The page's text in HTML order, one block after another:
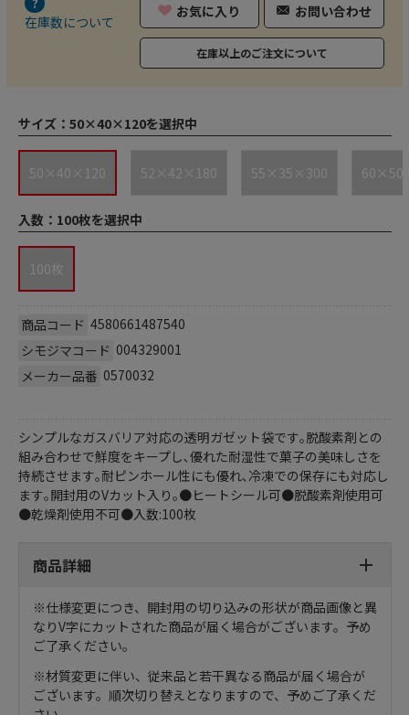
在庫数について
お気に入り お問い合わせ
在庫以上のご注文について
サイズ： 50×40×120を選択中
50×40×120 52×42×180 55×35×300
入数： 100枚を選択中
100枚
商品コード 4580661487540
シモジマコード 004329001
メーカー品番 0570032
シンプルなガスバリア対応の透明ガゼット袋です｡脱酸素剤との
組み合わせで鮮度をキープし､優れた耐湿性で菓子の美味しさを
持続させます｡耐ピンホール性にも優れ､冷凍での保存にも対応し
ます｡開封用のVカット入り｡●ヒートシール可●脱酸素剤使用可
●乾燥剤使用不可●入数:100枚
商品詳細
※仕様変更につき、開封用の切り込みの形状が商品画像と異
なりV字にカットされた商品が届く場合がございます。予め
ご了承ください。
※材質変更に伴い、従来品と若干異なる商品が届く場合が
ございます。順次切り替えとなりますので、予めご了承くだ